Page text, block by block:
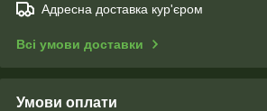
Адресна доставка кур'єром
Всі умови доставки
Умови оплати